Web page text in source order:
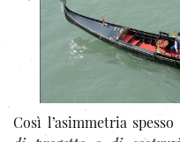
Così l’asimmetria